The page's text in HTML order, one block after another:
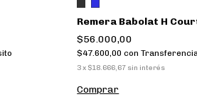
Remera Babolat H
$56.000,00
$47.600,00con
3x $18.666,67 sin interés
Comprar